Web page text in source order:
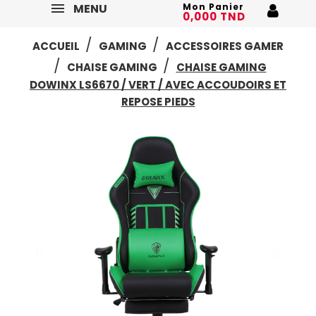
MENU Mon Panier
0,000 TND
ACCUEIL
GAMING
ACCESSOIRES GAMER
CHAISE GAMING
CHAISE GAMING
DOWINX LS6670 / VERT / AVEC ACCOUDOIRS ET
REPOSE PIEDS